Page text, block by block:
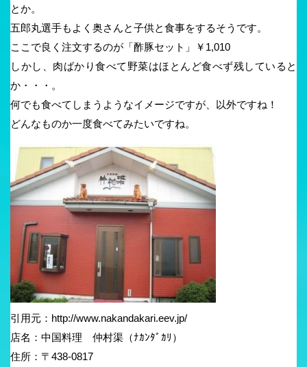
とか。
五郎丸選手もよく奥さんと子供と食事をするそうです。
ここで良く注文するのが「酢豚セット」￥1,010
しかし、肉ばかり食べて野菜はほとんど食べず残していると
か・・・。
何でも食べてしまうようなイメージですが、以外ですね！
どんなものか一度食べてみたいですね。
引用元：http://www.nakandakari.eev.jp/
店名：中国料理 仲村渠（ﾅｶﾝﾀﾞｶﾘ）
住所：〒438-0817